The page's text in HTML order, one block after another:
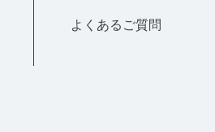
よくあるご質問